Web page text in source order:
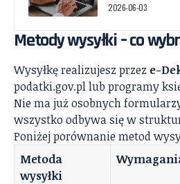
2026-06-03
Metody wysyłki – co
Wysyłkę realizujesz przez e-
podatki.gov.pl lub programy
Nie ma już osobnych formularzy
wszystko odbywa się w
Poniżej porównanie metod
Metoda
wysyłki